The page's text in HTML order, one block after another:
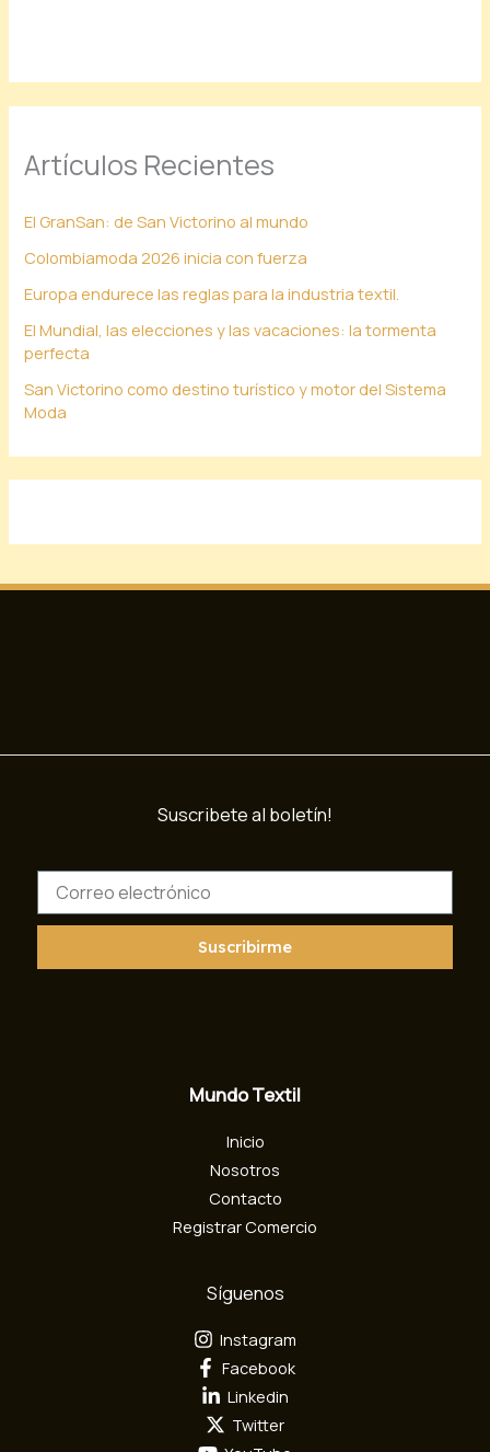
Artículos Recientes
El GranSan: de San Victorino al mundo
Colombiamoda 2026 inicia con fuerza
Europa endurece las reglas para la industria textil.
El Mundial, las elecciones y las vacaciones: la tormenta
perfecta
San Victorino como destino turístico y motor del Sistema
Moda
Suscribete al boletín!
r
e
Suscribirme
Mundo Textil
Inicio
Nosotros
Contacto
Registrar Comercio
Síguenos
Instagram
Facebook
Linkedin
Twitter